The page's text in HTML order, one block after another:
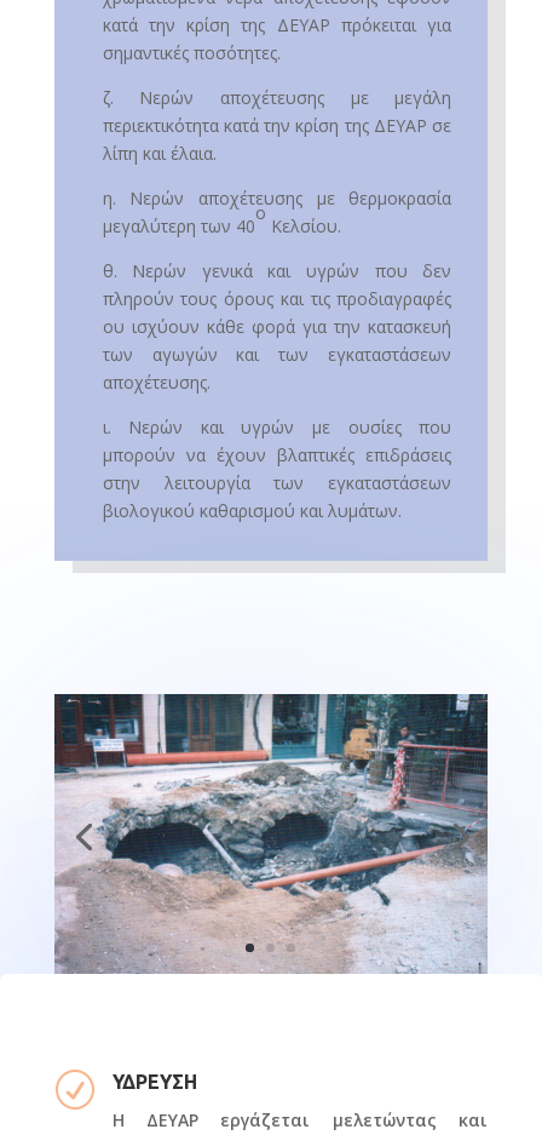
κατά την κρίση της ΔΕΥΑΡ πρόκειται για
σημαντικές ποσότητες.
ζ. Νερών αποχέτευσης με μεγάλη
περιεκτικότητα κατά την κρίση της ΔΕΥΑΡ σε
λίπη και έλαια.
η. Νερών αποχέτευσης με θερμοκρασία
μεγαλύτερη των 40
ο
Κελσίου.
θ. Νερών γενικά και υγρών που δεν
πληρούν τους όρους και τις προδιαγραφές
ου ισχύουν κάθε φορά για την κατασκευή
των αγωγών και των εγκαταστάσεων
αποχέτευσης.
ι. Νερών και υγρών με ουσίες που
μπορούν να έχουν βλαπτικές επιδράσεις
στην λειτουργία των εγκαταστάσεων
βιολογικού καθαρισμού και λυμάτων.
R ΥΔΡΕΥΣΗ
Η ΔΕΥΑΡ εργάζεται μελετώντας και